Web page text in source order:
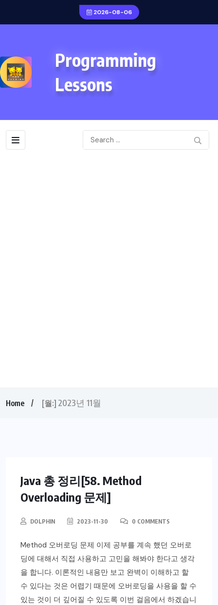
2026-08-06
Programming
Lessons
Home [월:] 2023년 11월
Java 총 정리[58. Method
Overloading 문제]
DOLPHIN 2023-11-30 0 COMMENTS
Method 오버로딩 문제 이제 공부를 계속 했던 오버로
딩에 대해서 직접 사용하고 고민을 해봐야 한다고 생각
을 합니다. 이론적인 내용만 보고 완벽이 이해하고 할
수 있다는 것은 어렵기 때문에 오버로딩을 사용을 할 수
있는 것이 더 깊어질 수 있도록 이번 걸음에서 하겠습니